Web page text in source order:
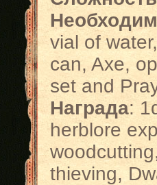
vial of
can, Axe,
set and
Награда:
herblore
thieving,